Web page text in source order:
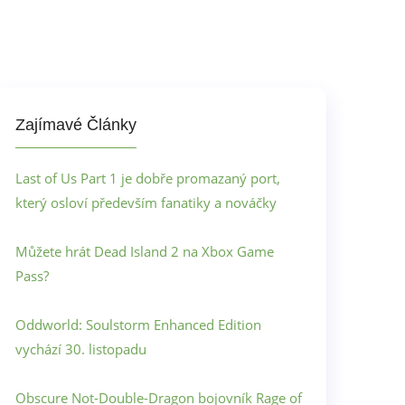
Zajímavé Články
Last of Us Part 1 je dobře promazaný port,
který osloví především fanatiky a nováčky
Můžete hrát Dead Island 2 na Xbox Game
Pass?
Oddworld: Soulstorm Enhanced Edition
vychází 30. listopadu
Obscure Not-Double-Dragon bojovník Rage of